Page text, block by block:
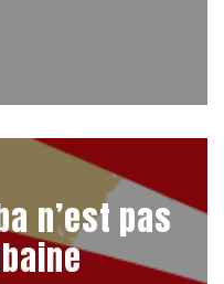
n’est pas